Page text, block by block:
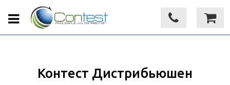
Контест Дистрибьюшен